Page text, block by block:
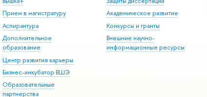
Прием в магистратуру
Аспирантура
Дополнительное
образование
Центр развития карьеры
Бизнес-инкубатор ВШЭ
Образовательные
партнерства
Академическое развитие
Конкурсы и гранты
Внешние научно-
информационные ресурсы